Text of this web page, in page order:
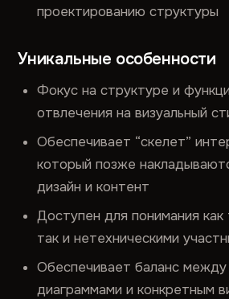
проектированию структуры
Уникальные особенности
Фокус на структуре и
отвлечения на визуальный
Обеспечивает “скелет”
который позже
дизайн и контент
Доступен для понимания как
так и нетехническими
Обеспечивает баланс
диаграммами и конкретным